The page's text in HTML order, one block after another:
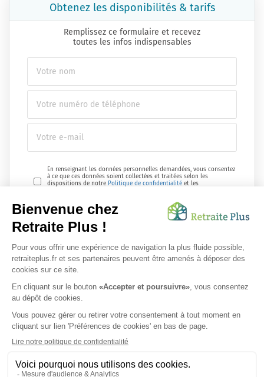
Obtenez les disponibilités & tarifs
Remplissez ce formulaire et recevez
toutes les infos indispensables
En renseignant les données personnelles demandées, vous consentez
à ce que ces données soient collectées et traitées selon les
dispositions de notre Politique de confidentialité et les
Envoyer ma demande
Nous vous informons de l'existence de la liste d'opposition au
démarchage téléphonique. Inscription sur
SUIVEZ-NOUS SUR :